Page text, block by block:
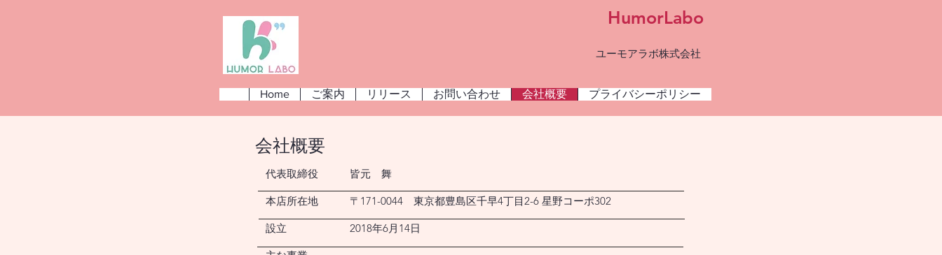
HumorLabo
ユーモアラボ株式会社
Home ご案内 リリース お問い合わせ 会社概要 プライバシーポリシー
会社概要
代表取締役 皆元 舞
本店所在地 〒171-0044 東京都豊島区千早4丁目2-6 星野コーポ302
設立 2018年6月14日